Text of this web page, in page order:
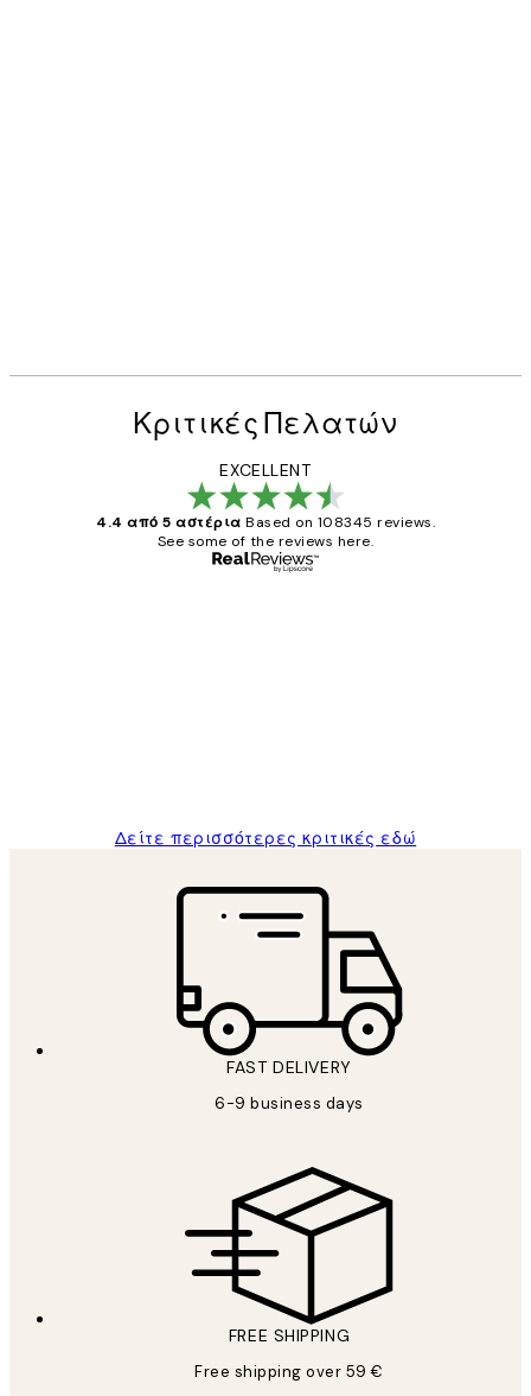
Κριτικές Πελατών
EXCELLENT
4.4 από 5 αστέρια Based on 108345 reviews.
See some of the reviews here.
Δείτε περισσότερες κριτικές εδώ
FAST DELIVERY
6-9 business days
FREE SHIPPING
Free shipping over 59 €